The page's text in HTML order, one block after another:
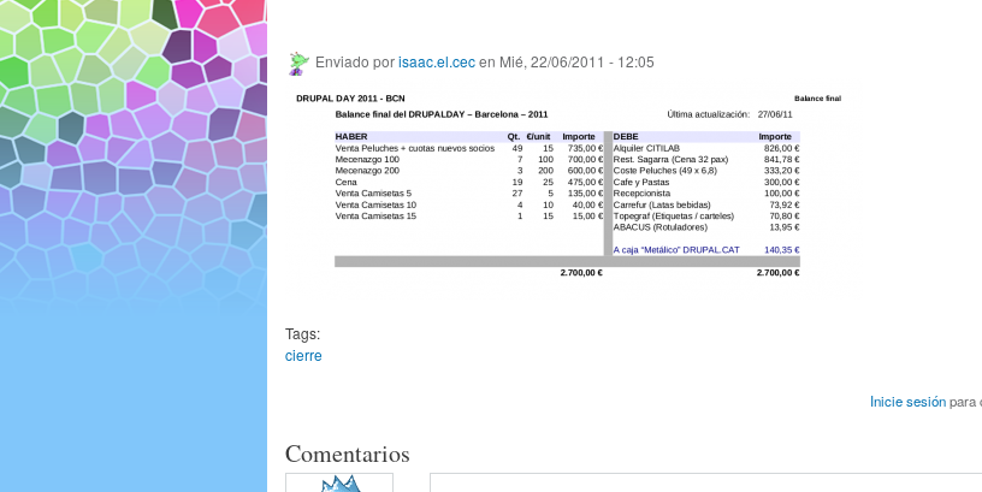
Enviado porisaac.el.cecen Mié, 22/06/2011 - 12:05
Tags:
cierre
Inicie sesiónpara
Comentarios